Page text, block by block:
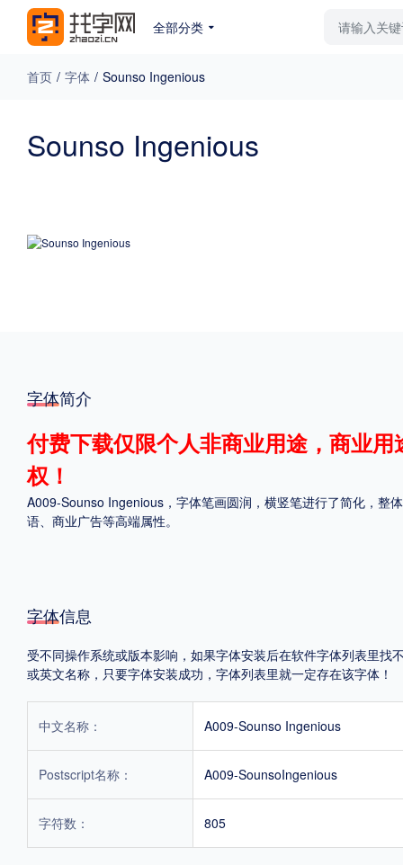
全部分类
免费下载 收费下载 更多
格式
.TTF
POP字体下载 字库打包下载 海报素材下载
字体新闻 字体程序 字体人物
首页 / 字体 / Sounso Ingenious
Sounso Ingenious
字体简介
付费下载仅限个人非商业用途，商业
权！
A009-Sounso Ingenious，字体笔画圆润，横竖笔进行了简化，整
语、商业广告等高端属性。
字体信息
受不同操作系统或版本影响，如果字体安装后在软件字体列表里
或英文名称，只要字体安装成功，字体列表里就一定存在该字体！
中文名称： A009-Sounso Ingenious
Postscript名称： A009-SounsoIngenious
字符数： 805